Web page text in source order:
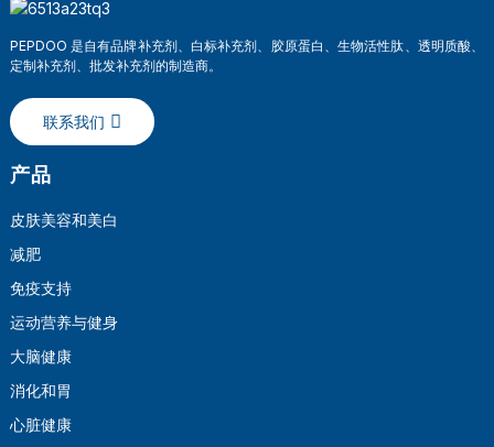
PEPDOO 是自有品牌补充剂、白标补充剂、胶原蛋白、生物活性肽、透明质酸、
定制补充剂、批发补充剂的制造商。
联系我们
产品
皮肤美容和美白
减肥
免疫支持
运动营养与健身
大脑健康
消化和胃
心脏健康